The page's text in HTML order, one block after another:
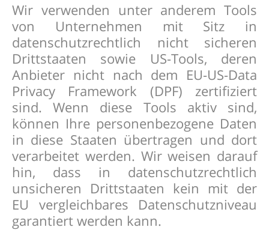
Wir verwenden unter anderem Tools
von Unternehmen mit Sitz in
datenschutzrechtlich nicht sicheren
Drittstaaten sowie US-Tools, deren
Anbieter nicht nach dem EU-US-Data
Privacy Framework (DPF) zertifiziert
sind. Wenn diese Tools aktiv sind,
können Ihre personenbezogene Daten
in diese Staaten übertragen und dort
verarbeitet werden. Wir weisen darauf
hin, dass in datenschutzrechtlich
unsicheren Drittstaaten kein mit der
EU vergleichbares Datenschutzniveau
garantiert werden kann.